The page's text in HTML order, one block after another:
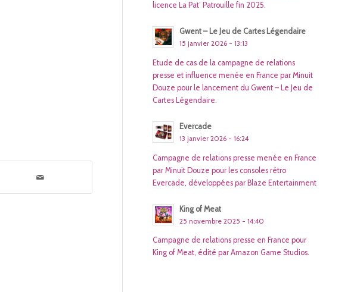
licence La Pat’ Patrouille fin 2025.
Gwent – Le Jeu de Cartes Légendaire
15 janvier 2026 - 13:13
Etude de cas de la campagne de relations
presse et influence menée en France par Minuit
Douze pour le lancement du Gwent – Le Jeu de
Cartes Légendaire.
Evercade
13 janvier 2026 - 16:24
Campagne de relations presse menée en France
par Minuit Douze pour les consoles rétro
Evercade, développées par Blaze Entertainment
King of Meat
25 novembre 2025 - 14:40
Campagne de relations presse en France pour
King of Meat, édité par Amazon Game Studios.